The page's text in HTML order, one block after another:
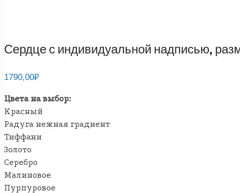
Сердце с индивидуальной надписью,
1790,00₽
Цвета на выбор:
Красный
Радуга нежная градиент
Тиффани
Золото
Серебро
Малиновое
Пурпуровое